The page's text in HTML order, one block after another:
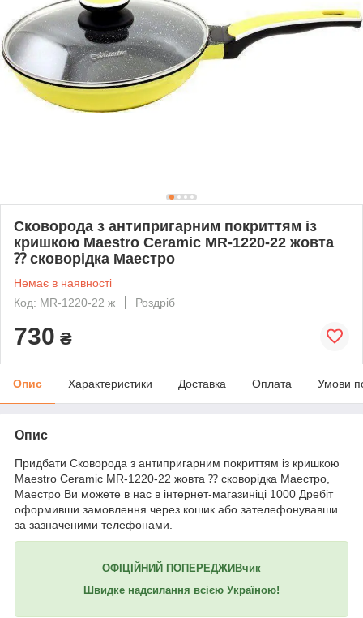
Сковорода з антипригарним покриттям із
кришкою Maestro Ceramic MR-1220-22 жовта
⁇ сковорідка Маестро
Немає в наявності
Код: MR-1220-22 ж
Роздріб
730 ₴
Опис Характеристики Доставка Оплата Умови
Опис
Придбати Сковорода з антипригарним покриттям із кришкою
Maestro Ceramic MR-1220-22 жовта ⁇ сковорідка Маестро,
Маестро Ви можете в нас в інтернет-магазиніці 1000 Дребіт
оформивши замовлення через кошик або зателефонувавши
за зазначеними телефонами.
ОФІЦІЙНИЙ ПОПЕРЕДЖИВчик
Швидке надсилання всією Україною!